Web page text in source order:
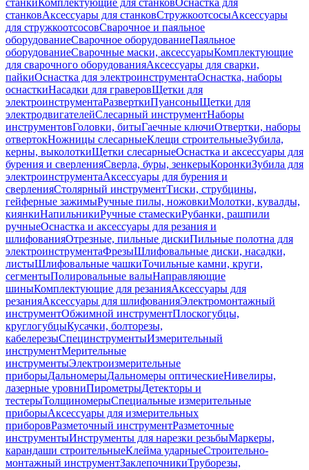
станкиКомплектующие для станковОснастка для
станковАксессуары для станковСтружкоотсосыАксессуары
для стружкоотсосовСварочное и паяльное
оборудованиеСварочное оборудованиеПаяльное
оборудованиеСварочные маски, аксессуарыКомплектующие
для сварочного оборудованияАксессуары для сварки,
пайкиОснастка для электроинструментаОснастка, наборы
оснасткиНасадки для граверовЩетки для
электроинструментаРазверткиПуансоныЩетки для
электродвигателейСлесарный инструментНаборы
инструментовГоловки, битыГаечные ключиОтвертки, наборы
отвертокНожницы слесарныеКлещи строительныеЗубила,
керны, выколоткиЩетки слесарныеОснастка и аксессуары для
бурения и сверленияСверла, буры, зенкерыКоронкиЗубила для
электроинструментаАксессуары для бурения и
сверленияСтолярный инструментТиски, струбцины,
гейферные зажимыРучные пилы, ножовкиМолотки, кувалды,
киянкиНапильникиРучные стамескиРубанки, рашпили
ручныеОснастка и аксессуары для резания и
шлифованияОтрезные, пильные дискиПильные полотна для
электроинструментаФрезыШлифовальные диски, насадки,
листыШлифовальные чашкиТочильные камни, круги,
сегментыПолировальные валыНаправляющие
шиныКомплектующие для резанияАксессуары для
резанияАксессуары для шлифованияЭлектромонтажный
инструментОбжимной инструментПлоскогубцы,
круглогубцыКусачки, болторезы,
кабелерезыСпецинструментыИзмерительный
инструментМерительные
инструментыЭлектроизмерительные
приборыДальномерыДальномеры оптическиеНивелиры,
лазерные уровниПирометрыДетекторы и
тестерыТолщиномерыСпециальные измерительные
приборыАксессуары для измерительных
приборовРазметочный инструментРазметочные
инструментыИнструменты для нарезки резьбыМаркеры,
карандаши строительныеКлейма ударныеСтроительно-
монтажный инструментЗаклепочникиТруборезы,